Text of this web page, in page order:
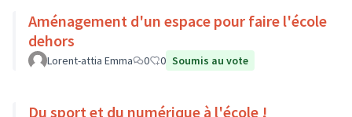
Aménagement d'un espace pour faire l'école
dehors
Lorent-attia Emma 0 0 Soumis au vote
Du sport et du numérique à l'école !